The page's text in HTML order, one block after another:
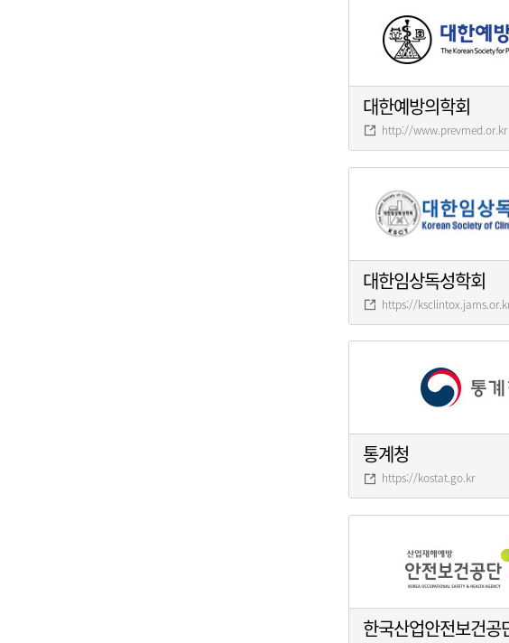
대한예방의학회
http://www.prevmed.or.kr
대한임상독성학회
https://
통계청
https://kostat.go.kr
한국산업안전보건공